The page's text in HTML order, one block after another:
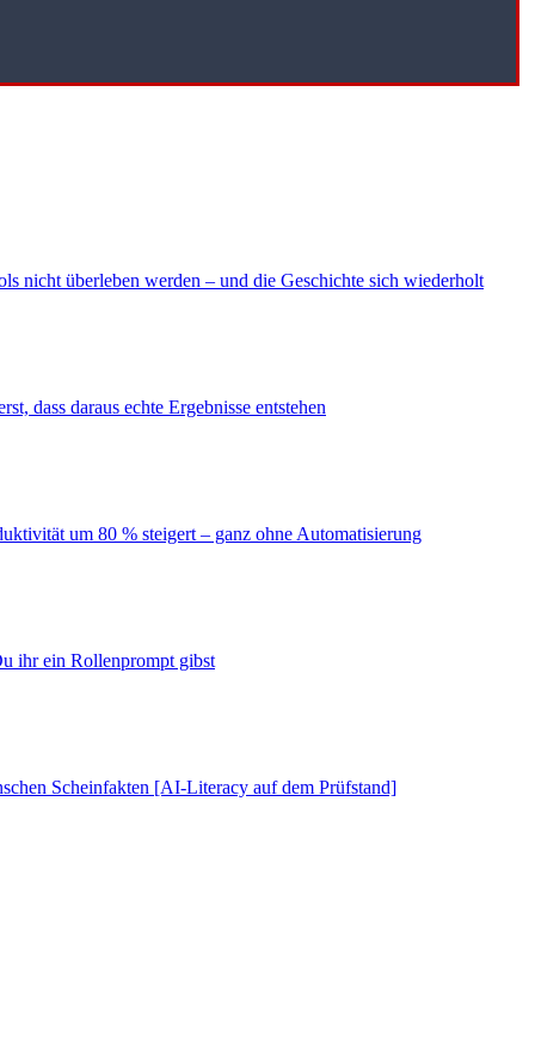
nicht überleben werden – und die Geschichte sich wiederholt
dass daraus echte Ergebnisse entstehen
um 80 % steigert – ganz ohne Automatisierung
ihr ein Rollenprompt gibst
Scheinfakten [AI-Literacy auf dem Prüfstand]